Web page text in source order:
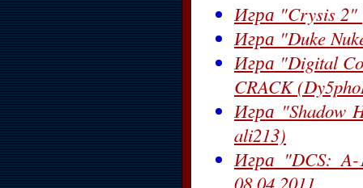
Игра "Crysis 2"
Игра "Duke
Игра "Digital
CRACK
Игра "Shadow
ali213)
Игра "DCS:
08.04.2011